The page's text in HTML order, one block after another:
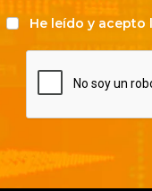
He leído y acepto